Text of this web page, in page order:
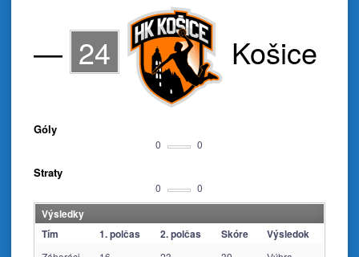
— 24 Košice
Góly
0 0
Straty
0 0
Výsledky
Tím
1. polčas 2. polčas Skóre Výsledok